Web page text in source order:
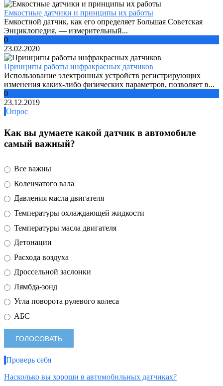
Емкостные датчики и принципы их работы
Емкостной датчик, как его определяет Большая Советская
Энциклопедия, — измерительный...
0
23.02.2020
Принципы работы инфракрасных датчиков
Использование электронных устройств регистрирующих
изменения каких-либо физических параметров, позволяет в...
0
23.12.2019
Опрос
Как вы думаете какой датчик в автомобиле
самый важный?
Все важны
Коленчатого вала
Давления масла двигателя
Температуры охлаждающей жидкости
Температуры масла двигателя
Детонации
Расхода воздуха
Дроссельной заслонки
Лямбда-зонд
Угла поворота рулевого колеса
АБС
Проверь себя
Насколько вы хороши в автомобильных датчиках?